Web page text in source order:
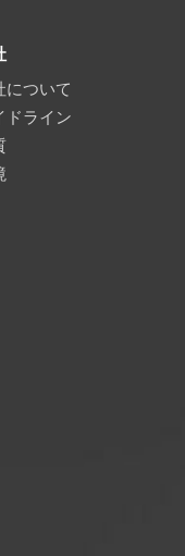
について
ドライン